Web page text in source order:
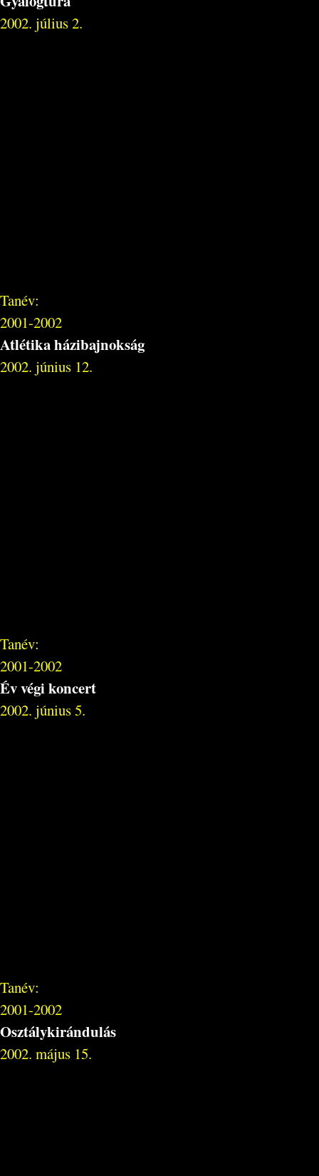
2002. július 2.
Tanév:
2001-2002
Atlétika házibajnokság
2002. június 12.
Tanév:
2001-2002
Év végi koncert
2002. június 5.
Tanév:
2001-2002
Osztálykirándulás
2002. május 15.